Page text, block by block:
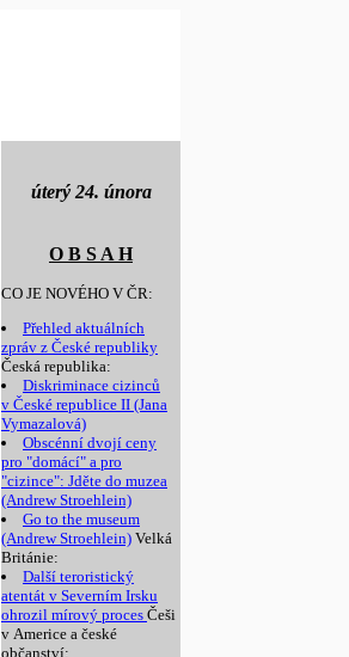
úterý 24. února
O B S A H
CO JE NOVÉHO V ČR:
Přehled aktuálních
zpráv z České republiky
Česká republika:
Diskriminace cizinců
v České republice II (Jana
Vymazalová)
Obscénní dvojí ceny
pro "domácí" a pro
"cizince": Jděte do muzea
(Andrew Stroehlein)
Go to the museum
(Andrew Stroehlein) Velká
Británie:
Další teroristický
atentát v Severním Irsku
ohrozil mírový proces Češi
v Americe a české
občanství: